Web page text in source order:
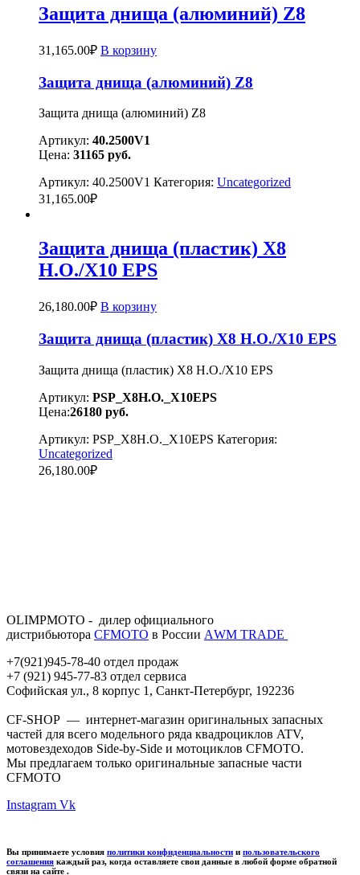
Защита днища (алюминий) Z8
31,165.00₽ В корзину
Защита днища (алюминий) Z8
Защита днища (алюминий) Z8
Артикул: 40.2500V1
Цена: 31165 руб.
Артикул: 40.2500V1 Категория: Uncategorized
31,165.00₽
Защита днища (пластик) X8
H.O./X10 EPS
26,180.00₽ В корзину
Защита днища (пластик) X8 H.O./X10 EPS
Защита днища (пластик) X8 H.O./X10 EPS
Артикул: PSP_X8H.O._X10EPS
Цена:26180 руб.
Артикул: PSP_X8H.O._X10EPS Категория:
Uncategorized
26,180.00₽
OLIMPMOTO - дилер официального
дистрибьютора CFMOTO в России АWМ TRADE
+7(921)945-78-40 отдел продаж
+7 (921) 945-77-83 отдел сервиса
Софийская ул., 8 корпус 1, Санкт-Петербург, 192236
CF-SHOP — интернет-магазин оригинальных запасных
частей для всего модельного ряда квадроциклов ATV,
мотовездеходов Side-by-Side и мотоциклов CFMOTO.
Мы предлагаем только оригинальные запасные части
CFMOTO
Instagram Vk
Вы принимаете условия политики конфиденциальности и пользовательского
соглашения каждый раз, когда оставляете свои данные в любой форме обратной
связи на сайте .